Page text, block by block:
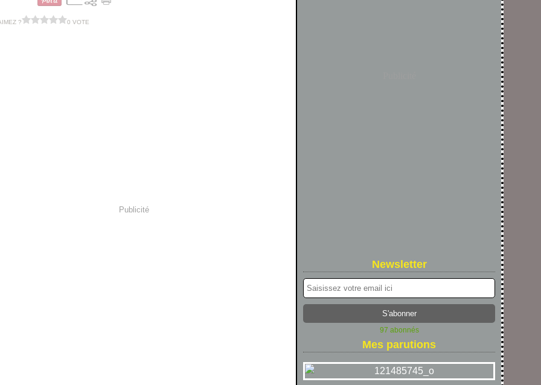
? 0 VOTE
Publicité
Newsletter
97 abonnés
Mes parutions